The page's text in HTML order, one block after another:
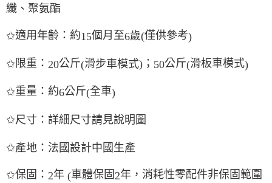
纖、聚氨酯
✩適用年齡：約15個月至6歲(僅供參考)
✩ 限重： 20公斤(滑步車模式) ； 50公斤(滑板車模式)
✩重量：約6公斤(全車)
✩尺寸：詳細尺寸請見說明圖
✩產地：法國設計中國生產
✩保固： 2年 (車體保固2年，消耗性零配件非保固範圍